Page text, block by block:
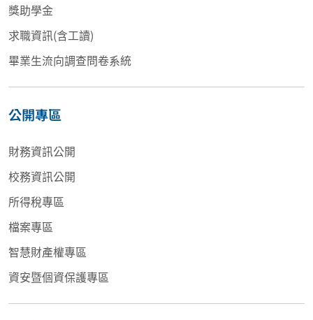
獎助學金
求職資訊(含工讀)
畢業生流向調查問卷系統
公開專區
財務資訊公開
校務資訊公開
所得稅專區
檔案專區
智慧財產權專區
資安暨個資保護專區